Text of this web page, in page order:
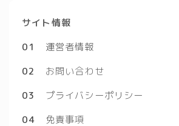
サイト情報
01
運営者情報
02
お問い合わせ
03
プライバシーポリシー
04
免責事項